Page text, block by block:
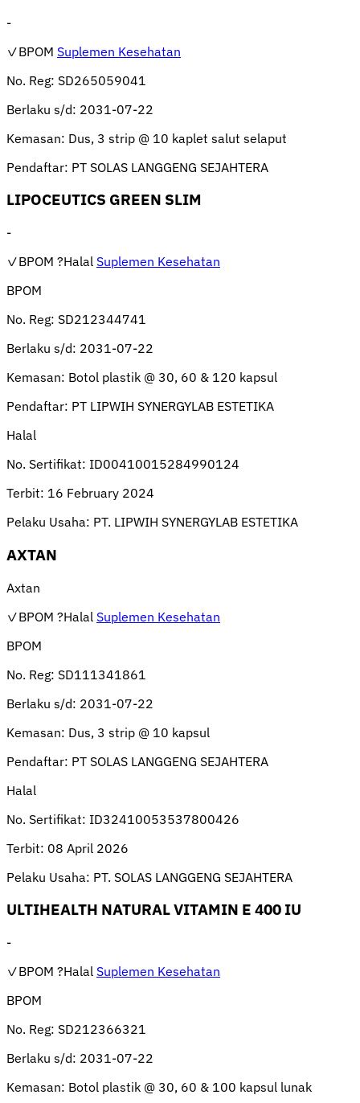
-
✓BPOM Suplemen Kesehatan
No. Reg: SD265059041
Berlaku s/d: 2031-07-22
Kemasan: Dus, 3 strip @ 10 kaplet salut selaput
Pendaftar: PT SOLAS LANGGENG SEJAHTERA
LIPOCEUTICS GREEN SLIM
-
✓BPOM ?Halal Suplemen Kesehatan
BPOM
No. Reg: SD212344741
Berlaku s/d: 2031-07-22
Kemasan: Botol plastik @ 30, 60 & 120 kapsul
Pendaftar: PT LIPWIH SYNERGYLAB ESTETIKA
Halal
No. Sertifikat: ID00410015284990124
Terbit: 16 February 2024
Pelaku Usaha: PT. LIPWIH SYNERGYLAB ESTETIKA
AXTAN
Axtan
✓BPOM ?Halal Suplemen Kesehatan
BPOM
No. Reg: SD111341861
Berlaku s/d: 2031-07-22
Kemasan: Dus, 3 strip @ 10 kapsul
Pendaftar: PT SOLAS LANGGENG SEJAHTERA
Halal
No. Sertifikat: ID32410053537800426
Terbit: 08 April 2026
Pelaku Usaha: PT. SOLAS LANGGENG SEJAHTERA
ULTIHEALTH NATURAL VITAMIN E 400 IU
-
✓BPOM ?Halal Suplemen Kesehatan
BPOM
No. Reg: SD212366321
Berlaku s/d: 2031-07-22
Kemasan: Botol plastik @ 30, 60 & 100 kapsul lunak